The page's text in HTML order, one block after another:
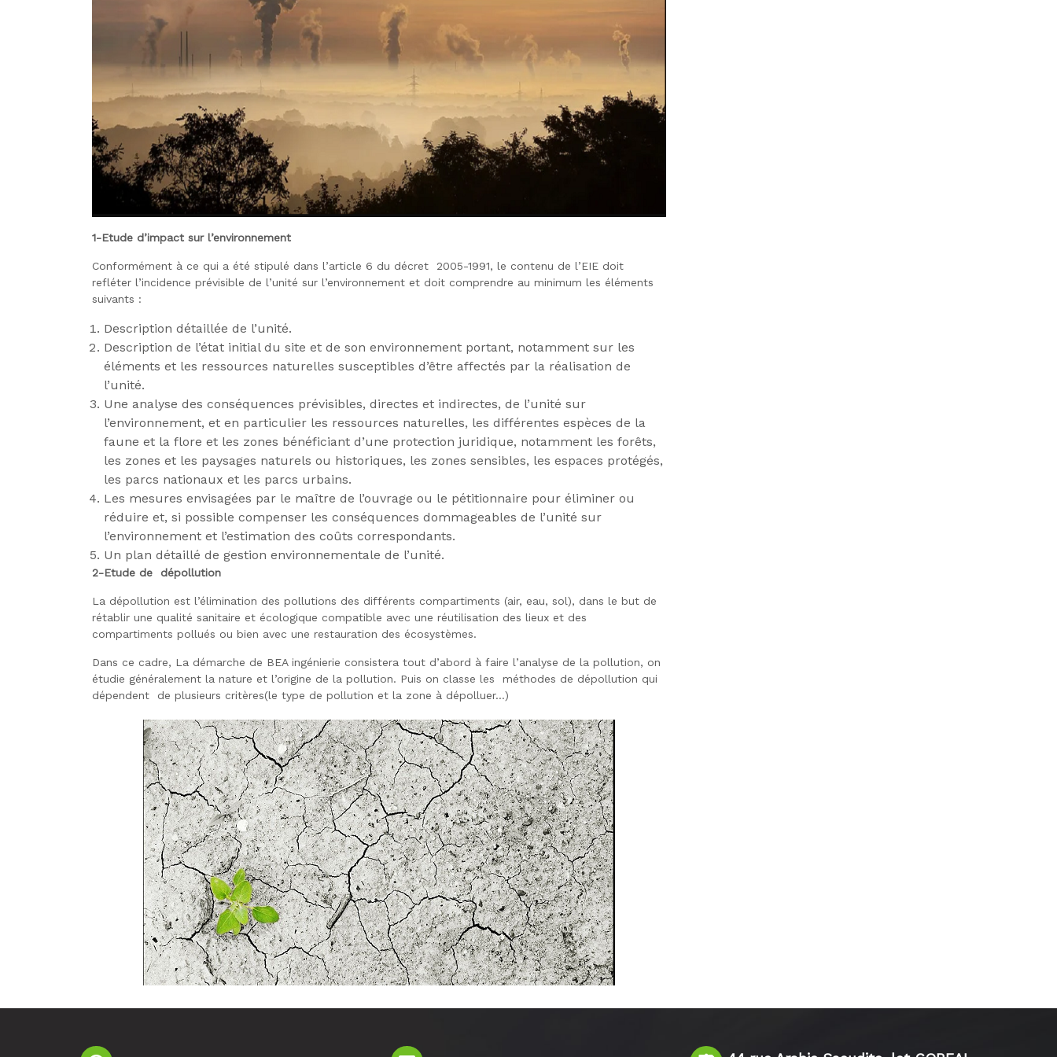
1-Etude d’impact sur l’environnement
Conformément à ce qui a été stipulé dans l’article 6 du décret 2005-1991, le contenu de l’EIE doit
refléter l’incidence prévisible de l’unité sur l’environnement et doit comprendre au minimum les éléments
suivants :
Description détaillée de l’unité.
Description de l’état initial du site et de son environnement portant, notamment sur les
éléments et les ressources naturelles susceptibles d’être affectés par la réalisation de
l’unité.
Une analyse des conséquences prévisibles, directes et indirectes, de l’unité sur
l’environnement, et en particulier les ressources naturelles, les différentes espèces de la
faune et la flore et les zones bénéficiant d’une protection juridique, notamment les forêts,
les zones et les paysages naturels ou historiques, les zones sensibles, les espaces protégés,
les parcs nationaux et les parcs urbains.
Les mesures envisagées par le maître de l’ouvrage ou le pétitionnaire pour éliminer ou
réduire et, si possible compenser les conséquences dommageables de l’unité sur
l’environnement et l’estimation des coûts correspondants.
Un plan détaillé de gestion environnementale de l’unité.
2-Etude de dépollution
La dépollution est l’élimination des pollutions des différents compartiments (air, eau, sol), dans le but de
rétablir une qualité sanitaire et écologique compatible avec une réutilisation des lieux et des
compartiments pollués ou bien avec une restauration des écosystèmes.
Dans ce cadre, La démarche de BEA ingénierie consistera tout d’abord à faire l’analyse de la pollution, on
étudie généralement la nature et l’origine de la pollution. Puis on classe les méthodes de dépollution qui
dépendent de plusieurs critères(le type de pollution et la zone à dépolluer…)